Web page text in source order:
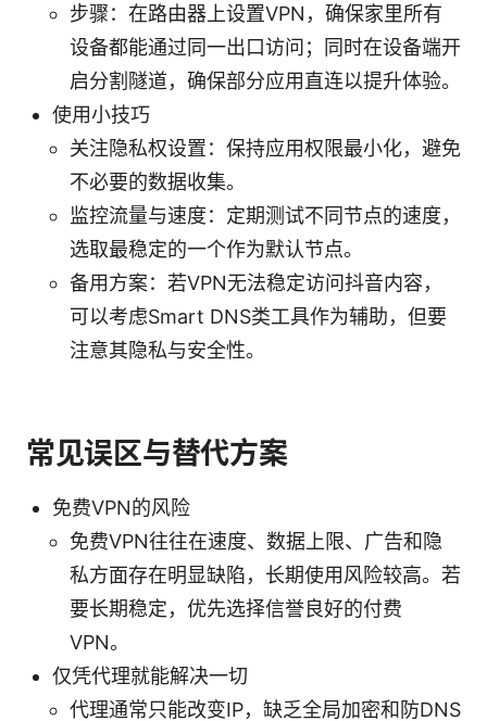
步骤：在路由器上设置VPN，确保家里所有
设备都能通过同一出口访问；同时在设备端开
启分割隧道，确保部分应用直连以提升体验。
使用小技巧
关注隐私权设置：保持应用权限最小化，避免
不必要的数据收集。
监控流量与速度：定期测试不同节点的速度，
选取最稳定的一个作为默认节点。
备用方案：若VPN无法稳定访问抖音内容，
可以考虑Smart DNS类工具作为辅助，但要
注意其隐私与安全性。
常见误区与替代方案
免费VPN的风险
免费VPN往往在速度、数据上限、广告和隐
私方面存在明显缺陷，长期使用风险较高。若
要长期稳定，优先选择信誉良好的付费
VPN。
仅凭代理就能解决一切
代理通常只能改变IP，缺乏全局加密和防DNS